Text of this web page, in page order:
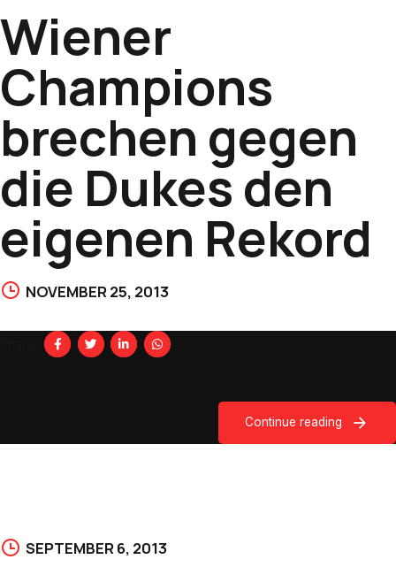
Wiener
Champions
brechen gegen
die Dukes den
eigenen Rekord
NOVEMBER 25, 2013
Continue reading
SEPTEMBER 6, 2013